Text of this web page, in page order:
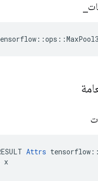
Attrs
x